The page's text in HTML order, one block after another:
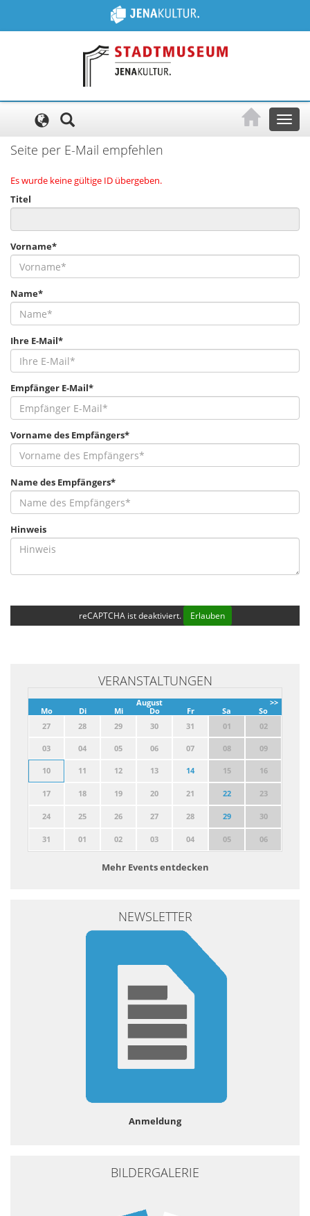
Toggle
Seite per E-Mail empfehlen
Es wurde keine gültige ID übergeben.
Titel
Vorname*
Name*
Ihre E-Mail*
Empfänger E-Mail*
Vorname des Empfängers*
Name des Empfängers*
Hinweis
reCAPTCHA ist deaktiviert. Erlauben
VERANSTALTUNGEN
>>
August
Mo
Di Mi Do Fr Sa
So
27
28 29 30 31 01 02
03 04 05 06 07 08 09
10 11 12 13 14 15 16
17 18 19 20 21 22 23
24 25 26 27 28 29 30
31 01 02 03 04 05 06
Mehr Events entdecken
NEWSLETTER
Anmeldung
BILDERGALERIE